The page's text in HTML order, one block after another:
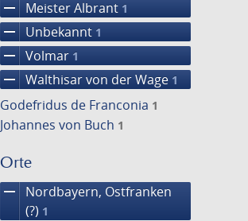
remove Meister Albrant 1
remove Unbekannt 1
remove Volmar 1
remove Walthisar von der Wage 1
Godefridus de Franconia 1
Johannes von Buch 1
Orte
remove
Nordbayern, Ostfranken
(?) 1